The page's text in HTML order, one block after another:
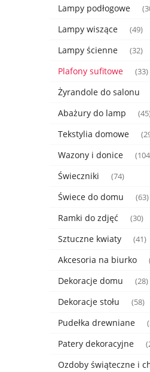
Lampy podłogowe
Lampy wiszące (49)
Lampy ścienne (32)
Plafony sufitowe (33)
Żyrandole do salonu
Abażury do lamp
Tekstylia domowe
Wazony i donice
Świeczniki (74)
Świece do domu (63)
Ramki do zdjęć (30)
Sztuczne kwiaty (41)
Akcesoria na biurko
Dekoracje domu (28)
Dekoracje stołu (58)
Pudełka drewniane
Patery dekoracyjne
Ozdoby świąteczne i